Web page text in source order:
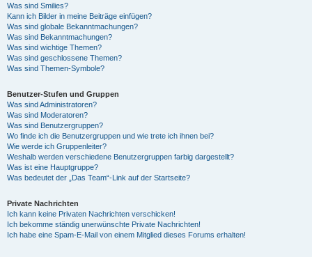
Was sind Smilies?
Kann ich Bilder in meine Beiträge einfügen?
Was sind globale Bekanntmachungen?
Was sind Bekanntmachungen?
Was sind wichtige Themen?
Was sind geschlossene Themen?
Was sind Themen-Symbole?
Benutzer-Stufen und Gruppen
Was sind Administratoren?
Was sind Moderatoren?
Was sind Benutzergruppen?
Wo finde ich die Benutzergruppen und wie trete ich ihnen bei?
Wie werde ich Gruppenleiter?
Weshalb werden verschiedene Benutzergruppen farbig dargestellt?
Was ist eine Hauptgruppe?
Was bedeutet der „Das Team“-Link auf der Startseite?
Private Nachrichten
Ich kann keine Privaten Nachrichten verschicken!
Ich bekomme ständig unerwünschte Private Nachrichten!
Ich habe eine Spam-E-Mail von einem Mitglied dieses Forums erhalten!